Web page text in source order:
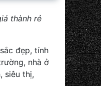
thành rẻ
đẹp, tính
nhà ở
siêu thị,